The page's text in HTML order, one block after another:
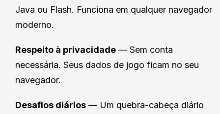
Java ou Flash. Funciona em qualquer navegador
moderno.
Respeito à privacidade — Sem conta
necessária. Seus dados de jogo ficam no seu
navegador.
Desafios diários — Um quebra-cabeça diário